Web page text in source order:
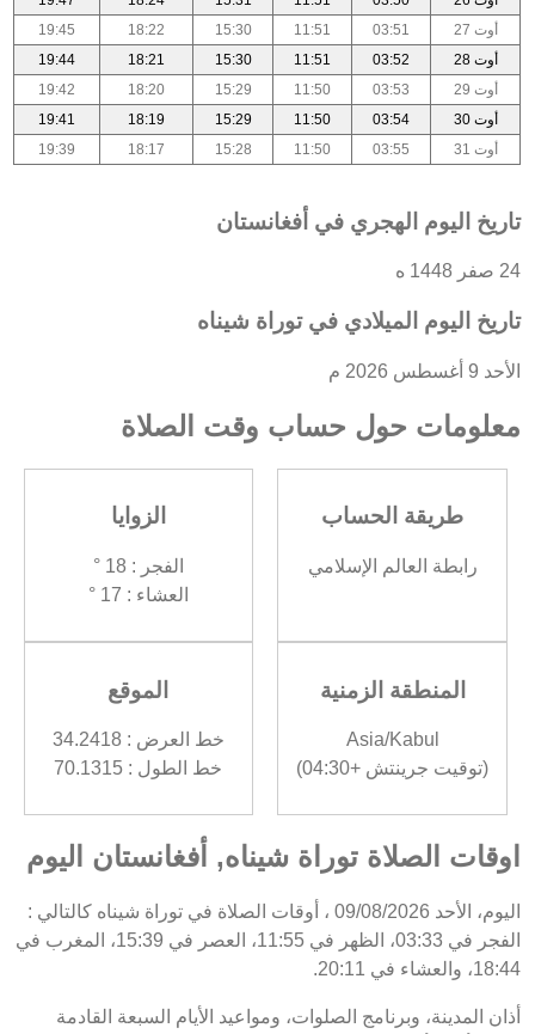
أوت 27
03:51
11:51
15:30
18:22
19:45
أوت 28
03:52
11:51
15:30
18:21
19:44
أوت 29
03:53
11:50
15:29
18:20
19:42
أوت 30
03:54
11:50
15:29
18:19
19:41
أوت 31
03:55
11:50
15:28
18:17
19:39
تاريخ اليوم الهجري في أفغانستان
24 صفر 1448 ه
تاريخ اليوم الميلادي في توراة شيناه
الأحد 9 أغسطس 2026 م
معلومات حول حساب وقت الصلاة
طريقة الحساب
رابطة العالم الإسلامي
الزوايا
الفجر : 18 °
العشاء : 17 °
المنطقة الزمنية
Asia/Kabul
(توقيت جرينتش +04:30)
الموقع
خط العرض : 34.2418
خط الطول : 70.1315
اوقات الصلاة توراة شيناه, أفغانستان اليوم
اليوم، الأحد 09/08/2026 ، أوقات الصلاة في توراة شيناه كالتالي :
الفجر في 03:33، الظهر في 11:55، العصر في 15:39، المغرب في
18:44، والعشاء في 20:11.
أذان المدينة، وبرنامج الصلوات، ومواعيد الأيام السبعة القادمة